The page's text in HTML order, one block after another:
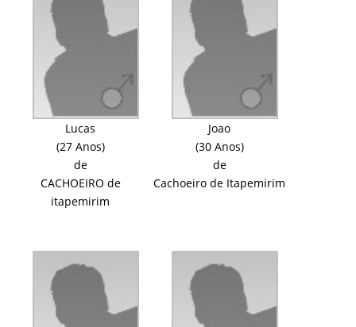
Lucas
(27 Anos)
de
CACHOEIRO de
itapemirim
Joao
(30 Anos)
de
Cachoeiro de Itapemirim